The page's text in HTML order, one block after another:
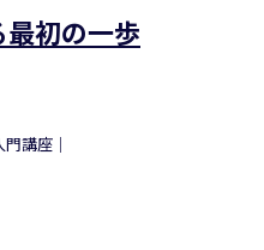
初の一歩
講座｜